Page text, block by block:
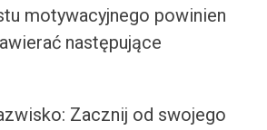
motywacyjnego powinien
następujące
Zacznij od swojego